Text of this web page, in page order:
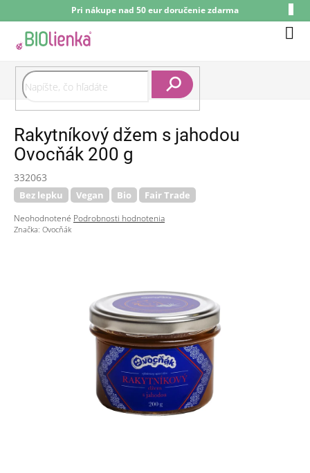
na
obsah
Pri nákupe nad 50 eur doručenie zdarma
Rakytníkový džem s jahodou
Ovocňák 200 g
332063
Bez lepku Vegan Bio Fair Trade
Priemerné
hodnotenie
Neohodnotené Podrobnosti hodnotenia
Značka: Ovocňák